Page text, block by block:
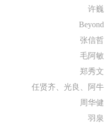
许巍
Beyond
张信哲
毛阿敏
郑秀文
任贤齐、光良、阿牛
周华健
羽泉